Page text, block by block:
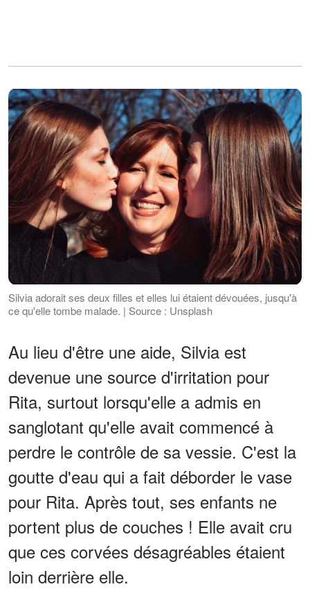
Silvia adorait ses deux filles et elles lui étaient dévouées, jusqu'à
ce qu'elle tombe malade. | Source : Unsplash
Au lieu d'être une aide, Silvia est
devenue une source d'irritation pour
Rita, surtout lorsqu'elle a admis en
sanglotant qu'elle avait commencé à
perdre le contrôle de sa vessie. C'est la
goutte d'eau qui a fait déborder le vase
pour Rita. Après tout, ses enfants ne
portent plus de couches ! Elle avait cru
que ces corvées désagréables étaient
loin derrière elle.